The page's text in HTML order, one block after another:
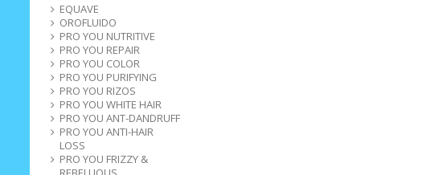
EQUAVE
OROFLUIDO
PRO YOU NUTRITIVE
PRO YOU REPAIR
PRO YOU COLOR
PRO YOU PURIFYING
PRO YOU RIZOS
PRO YOU WHITE HAIR
PRO YOU ANT-DANDRUFF
PRO YOU ANTI-HAIR
LOSS
PRO YOU FRIZZY &